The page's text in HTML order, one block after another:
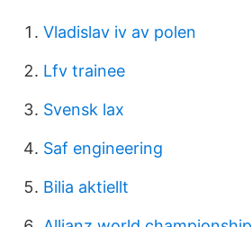
Vladislav iv av polen
Lfv trainee
Svensk lax
Saf engineering
Bilia aktiellt